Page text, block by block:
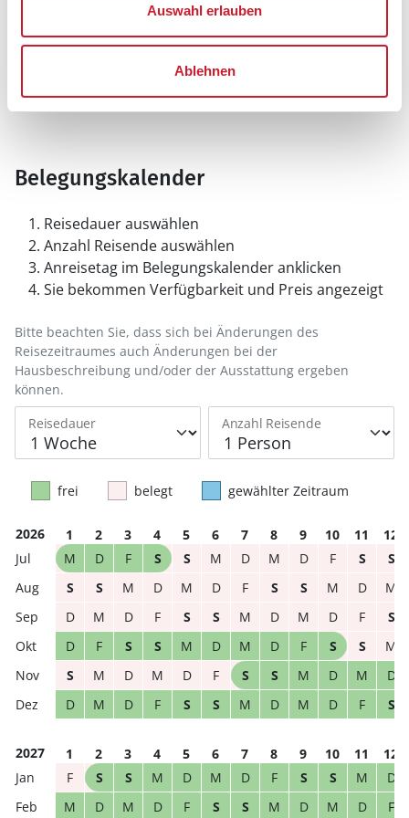
Auswahl erlauben
Ablehnen
Belegungskalender
Reisedauer auswählen
Anzahl Reisende auswählen
Anreisetag im Belegungskalender anklicken
Sie bekommen Verfügbarkeit und Preis angezeigt
Reisedauer Anzahl Reisende
Bitte beachten Sie, dass sich bei Änderungen des
Reisezeitraumes auch Änderungen bei der
Hausbeschreibung und/oder der Ausstattung ergeben
können.
frei belegt gewählter Zeitraum
2026 1 2 3 4 5 6 7 8 9 10 11
12
M
D F S S M D M D F S
S
S
S M D M D F S S M D
M
D
M D F S S M D M D F
S
D
F S S M D M D F S S
M
S
M D M D F S S M D M
D
D
M D F S S M D M D F S
2027 1 2 3 4 5 6 7 8 9 10 11
12
F
S S M D M D F S S M
D
M
D M D F S S M D M D F